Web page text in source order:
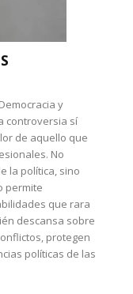
y
controversia sí
de aquello que
No
la política, sino
permite
que rara
descansa sobre
protegen
políticas de las